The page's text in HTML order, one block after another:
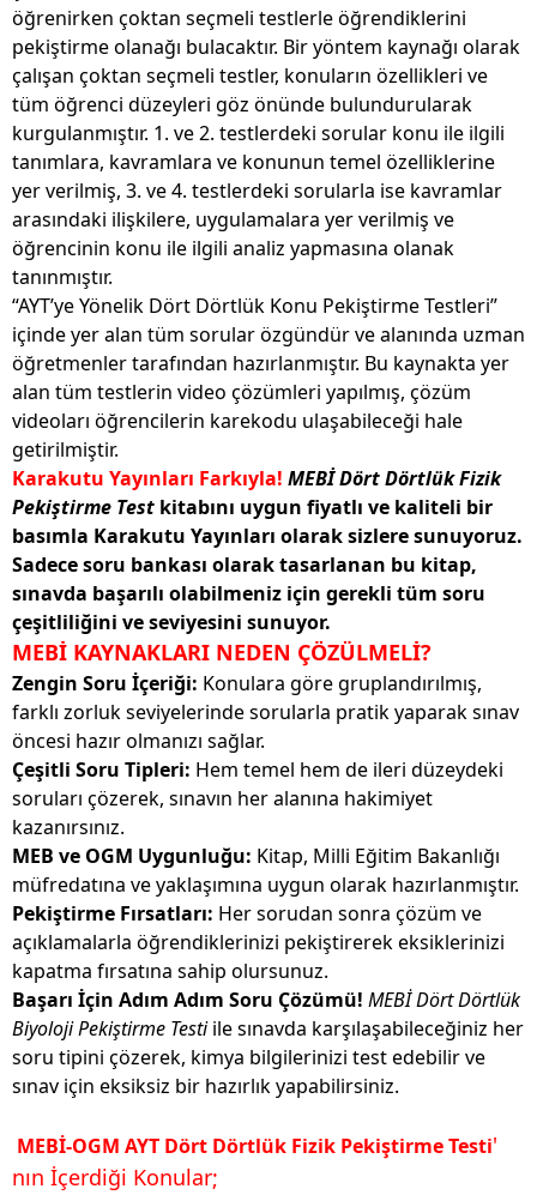
öğrenirken çoktan seçmeli testlerle öğrendiklerini
pekiştirme olanağı bulacaktır. Bir yöntem kaynağı olarak
çalışan çoktan seçmeli testler, konuların özellikleri ve
tüm öğrenci düzeyleri göz önünde bulundurularak
kurgulanmıştır. 1. ve 2. testlerdeki sorular konu ile ilgili
tanımlara, kavramlara ve konunun temel özelliklerine
yer verilmiş, 3. ve 4. testlerdeki sorularla ise kavramlar
arasındaki ilişkilere, uygulamalara yer verilmiş ve
öğrencinin konu ile ilgili analiz yapmasına olanak
tanınmıştır.
“AYT’ye Yönelik Dört Dörtlük Konu Pekiştirme Testleri”
içinde yer alan tüm sorular özgündür ve alanında uzman
öğretmenler tarafından hazırlanmıştır. Bu kaynakta yer
alan tüm testlerin video çözümleri yapılmış, çözüm
videoları öğrencilerin karekodu ulaşabileceği hale
getirilmiştir.
Karakutu Yayınları Farkıyla! MEBİ Dört Dörtlük Fizik
Pekiştirme Test kitabını uygun fiyatlı ve kaliteli bir
basımla Karakutu Yayınları olarak sizlere sunuyoruz.
Sadece soru bankası olarak tasarlanan bu kitap,
sınavda başarılı olabilmeniz için gerekli tüm soru
çeşitliliğini ve seviyesini sunuyor.
MEBİ KAYNAKLARI NEDEN ÇÖZÜLMELİ?
Zengin Soru İçeriği: Konulara göre gruplandırılmış,
farklı zorluk seviyelerinde sorularla pratik yaparak sınav
öncesi hazır olmanızı sağlar.
Çeşitli Soru Tipleri: Hem temel hem de ileri düzeydeki
soruları çözerek, sınavın her alanına hakimiyet
kazanırsınız.
MEB ve OGM Uygunluğu: Kitap, Milli Eğitim Bakanlığı
müfredatına ve yaklaşımına uygun olarak hazırlanmıştır.
Pekiştirme Fırsatları: Her sorudan sonra çözüm ve
açıklamalarla öğrendiklerinizi pekiştirerek eksiklerinizi
kapatma fırsatına sahip olursunuz.
Başarı İçin Adım Adım Soru Çözümü! MEBİ Dört Dörtlük
Biyoloji Pekiştirme Testiile sınavda karşılaşabileceğiniz her
soru tipini çözerek, kimya bilgilerinizi test edebilir ve
sınav için eksiksiz bir hazırlık yapabilirsiniz.
MEBİ-OGM AYT Dört Dörtlük Fizik Pekiştirme Testi'
nın İçerdiği Konular;